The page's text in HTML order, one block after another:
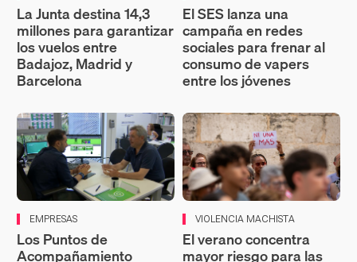
La Junta destina 14,3
millones para garantizar
los vuelos entre
Badajoz, Madrid y
Barcelona
El SES lanza una
campaña en redes
sociales para frenar al
consumo de vapers
entre los jóvenes
EMPRESAS
Los Puntos de
Acompañamiento
VIOLENCIA MACHISTA
El verano concentra
mayor riesgo para las